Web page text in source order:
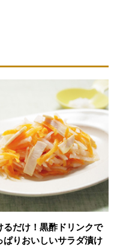
るだけ！黒酢ドリンクで
ぱりおいしいサラダ漬け